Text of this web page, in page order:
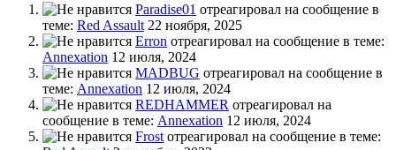
Paradise01 отреагировал на сообщение в
теме: Red Assault 22 ноября, 2025
Erron отреагировал на сообщение в теме:
Annexation 12 июля, 2024
MADBUG отреагировал на сообщение в
теме: Annexation 12 июля, 2024
REDHAMMER отреагировал на
сообщение в теме: Annexation 12 июля, 2024
Frost отреагировал на сообщение в теме: